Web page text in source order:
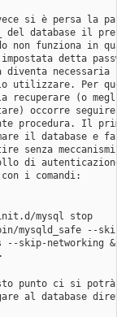
si è persa la
del database il
non funziona in
detta
diventa necessaria
utilizzare. Per
recuperare (o
occorre
procedura. Il
il database e
senza
di
i comandi:
mysql stop
mysqld_safe --
--skip-networking &
punto ci si potrà
al database